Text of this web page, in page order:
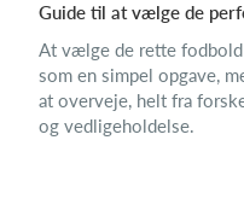
Guide til at vælge de
At vælge de rette fodbold
som en simpel opgave,
at overveje, helt fra
og vedligeholdelse.